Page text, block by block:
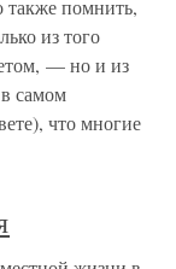
также помнить,
из того
— но и из
самом
что многие